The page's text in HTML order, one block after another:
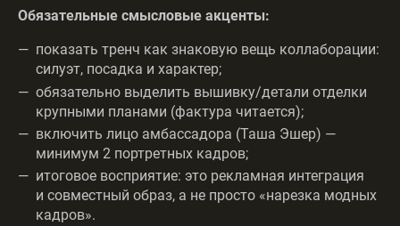
Обязательные смысловые акценты:
показать тренч как знаковую вещь коллаборации:
силуэт, посадка и характер;
обязательно выделить вышивку/детали отделки
крупными планами (фактура читается);
включить лицо амбассадора (Таша Эшер) —
минимум 2 портретных кадров;
итоговое восприятие: это рекламная интеграция
и совместный образ, а не просто «нарезка модных
кадров».